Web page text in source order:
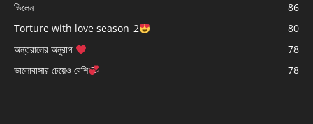
ভিলেন
86
Torture with love season_2
80
অন্তরালের অনুরাগ
78
ভালোবাসার চেয়েও বেশি
78